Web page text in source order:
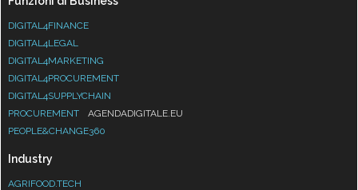
DIGITAL4FINANCE
DIGITAL4LEGAL
DIGITAL4MARKETING
DIGITAL4PROCUREMENT
DIGITAL4SUPPLYCHAIN
PROCUREMENT
AGENDADIGITALE.EU
PEOPLE&CHANGE360
Industry
AGRIFOOD.TECH